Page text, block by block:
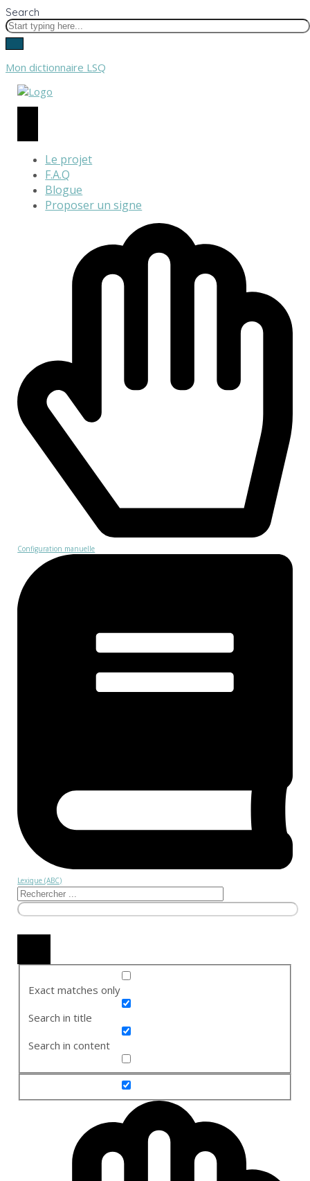
Search
Mon dictionnaire LSQ
Le projet
F.A.Q
Blogue
Proposer un signe
Configuration manuelle
Lexique (ABC)
Exact matches only
Search in title
Search in content